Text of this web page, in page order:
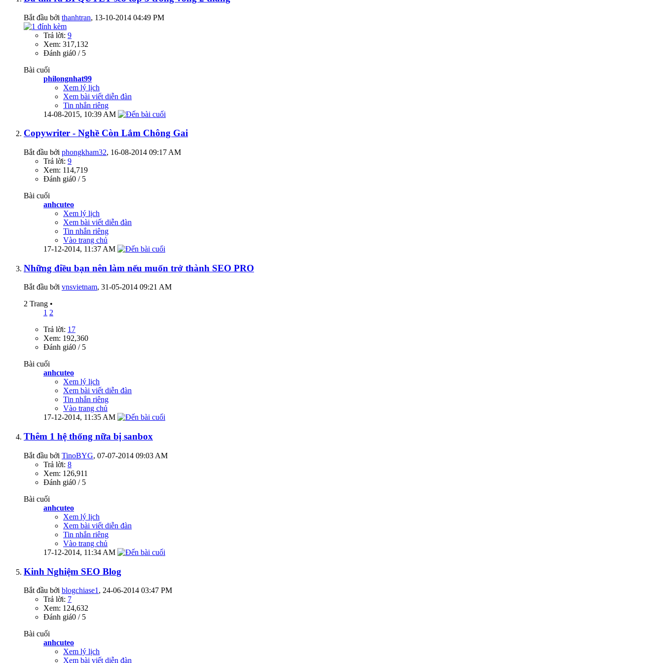
Bắt đầu bởi thanhtran‎, 13-10-2014 04:49 PM
Trả lời: 9
Xem: 317,132
Đánh giá0 / 5
Bài cuối
philongnhat99
Xem lý lịch
Xem bài viết diễn đàn
Tin nhắn riêng
14-08-2015, 10:39 AM
Copywriter - Nghề Còn Lắm Chông Gai
Bắt đầu bởi phongkham32‎, 16-08-2014 09:17 AM
Trả lời: 9
Xem: 114,719
Đánh giá0 / 5
Bài cuối
anhcuteo
Xem lý lịch
Xem bài viết diễn đàn
Tin nhắn riêng
Vào trang chủ
17-12-2014, 11:37 AM
Những điều bạn nên làm nếu muốn trở thành SEO PRO
Bắt đầu bởi vnsvietnam‎, 31-05-2014 09:21 AM
2 Trang •
1 2
Trả lời: 17
Xem: 192,360
Đánh giá0 / 5
Bài cuối
anhcuteo
Xem lý lịch
Xem bài viết diễn đàn
Tin nhắn riêng
Vào trang chủ
17-12-2014, 11:35 AM
Thêm 1 hệ thống nữa bị sanbox
Bắt đầu bởi TinoBYG‎, 07-07-2014 09:03 AM
Trả lời: 8
Xem: 126,911
Đánh giá0 / 5
Bài cuối
anhcuteo
Xem lý lịch
Xem bài viết diễn đàn
Tin nhắn riêng
Vào trang chủ
17-12-2014, 11:34 AM
Kinh Nghiệm SEO Blog
Bắt đầu bởi blogchiase1 ‎, 24-06-2014 03:47 PM
Trả lời: 7
Xem: 124,632
Đánh giá0 / 5
Bài cuối
anhcuteo
Xem lý lịch
Xem bài viết diễn đàn